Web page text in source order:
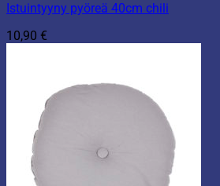
Istuintyyny pyöreä 40cm chili
10,90 €